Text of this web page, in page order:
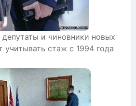
и чиновники новых
учитывать стаж с 1994 года